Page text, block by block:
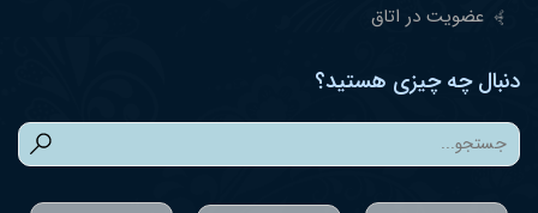
عضویت در اتاق
دنبال چه چیزی هستید؟